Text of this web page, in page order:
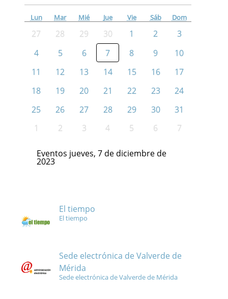
Lun Mar Mié Jue Vie Sáb Dom
27 28 29 30 1 2
3
4
5 6 7 8 9
10
11
12 13 14 15 16
17
18
19 20 21 22 23
24
25
26 27 28 29 30
31
1
2 3 4 5 6 7
Eventos jueves, 7 de diciembre de
2023
El tiempo
El tiempo
Sede electrónica de Valverde de
Mérida
Sede electrónica de Valverde de Mérida